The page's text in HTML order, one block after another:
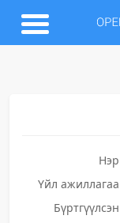
Нэр
Үйл ажиллагаа
Бүртгүүлсэн